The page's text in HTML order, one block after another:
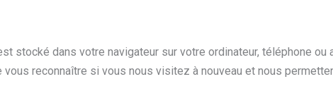
stocké dans votre navigateur sur votre ordinateur, téléphone
reconnaître si vous nous visitez à nouveau et nous